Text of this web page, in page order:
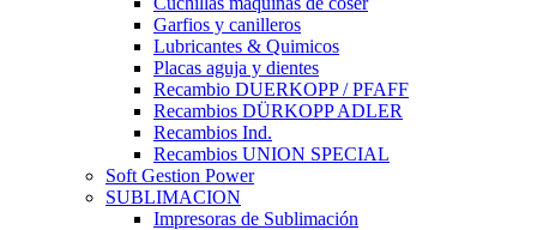
Garfios y canilleros
Lubricantes & Quimicos
Placas aguja y dientes
Recambio DUERKOPP / PFAFF
Recambios DÜRKOPP ADLER
Recambios Ind.
Recambios UNION SPECIAL
Soft Gestion Power
SUBLIMACION
Impresoras de Sublimación